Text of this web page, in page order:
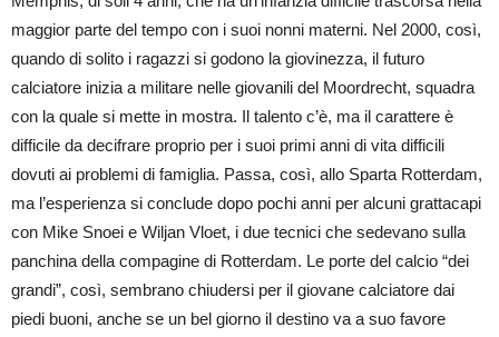
maggior parte del tempo con i suoi nonni materni. Nel 2000, così,
quando di solito i ragazzi si godono la giovinezza, il futuro
calciatore inizia a militare nelle giovanili del Moordrecht, squadra
con la quale si mette in mostra. Il talento c’è, ma il carattere è
difficile da decifrare proprio per i suoi primi anni di vita difficili
dovuti ai problemi di famiglia. Passa, così, allo Sparta Rotterdam,
ma l’esperienza si conclude dopo pochi anni per alcuni grattacapi
con Mike Snoei e Wiljan Vloet, i due tecnici che sedevano sulla
panchina della compagine di Rotterdam. Le porte del calcio “dei
grandi”, così, sembrano chiudersi per il giovane calciatore dai
piedi buoni, anche se un bel giorno il destino va a suo favore